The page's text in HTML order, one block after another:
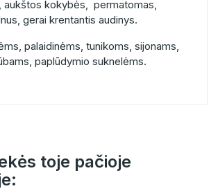
aukštos kokybės, permatomas,
gerai krentantis audinys.
palaidinėms, tunikoms, sijonams,
paplūdymio suknelėms.
toje pačioje